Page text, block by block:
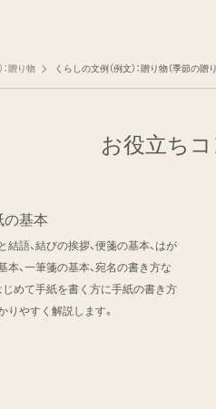
：贈り物 くらしの文例（例文）：贈り物（季節の贈り
お役立ち
の基本
結語、結びの挨拶、便箋の基本、はが
本、一筆箋の基本、宛名の書き方な
じめて手紙を書く方に手紙の書き方
りやすく解説します。